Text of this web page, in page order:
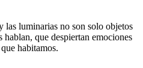
las luminarias no son solo objetos
que despiertan emociones
habitamos.